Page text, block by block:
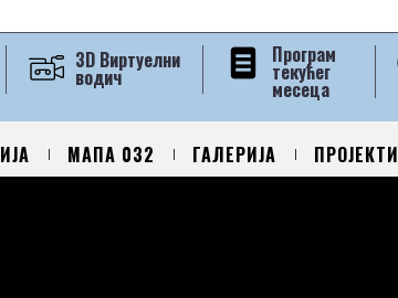
Програм
текућег
месеца
3D Виртуелни
водич
МАПА 032 ГАЛЕРИЈА ПРОЈЕКТИ